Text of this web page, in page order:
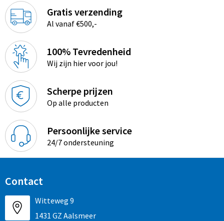
Gratis verzending
Al vanaf €500,-
100% Tevredenheid
Wij zijn hier voor jou!
Scherpe prijzen
Op alle producten
Persoonlijke service
24/7 ondersteuning
Contact
Witteweg 9
1431 GZ Aalsmeer